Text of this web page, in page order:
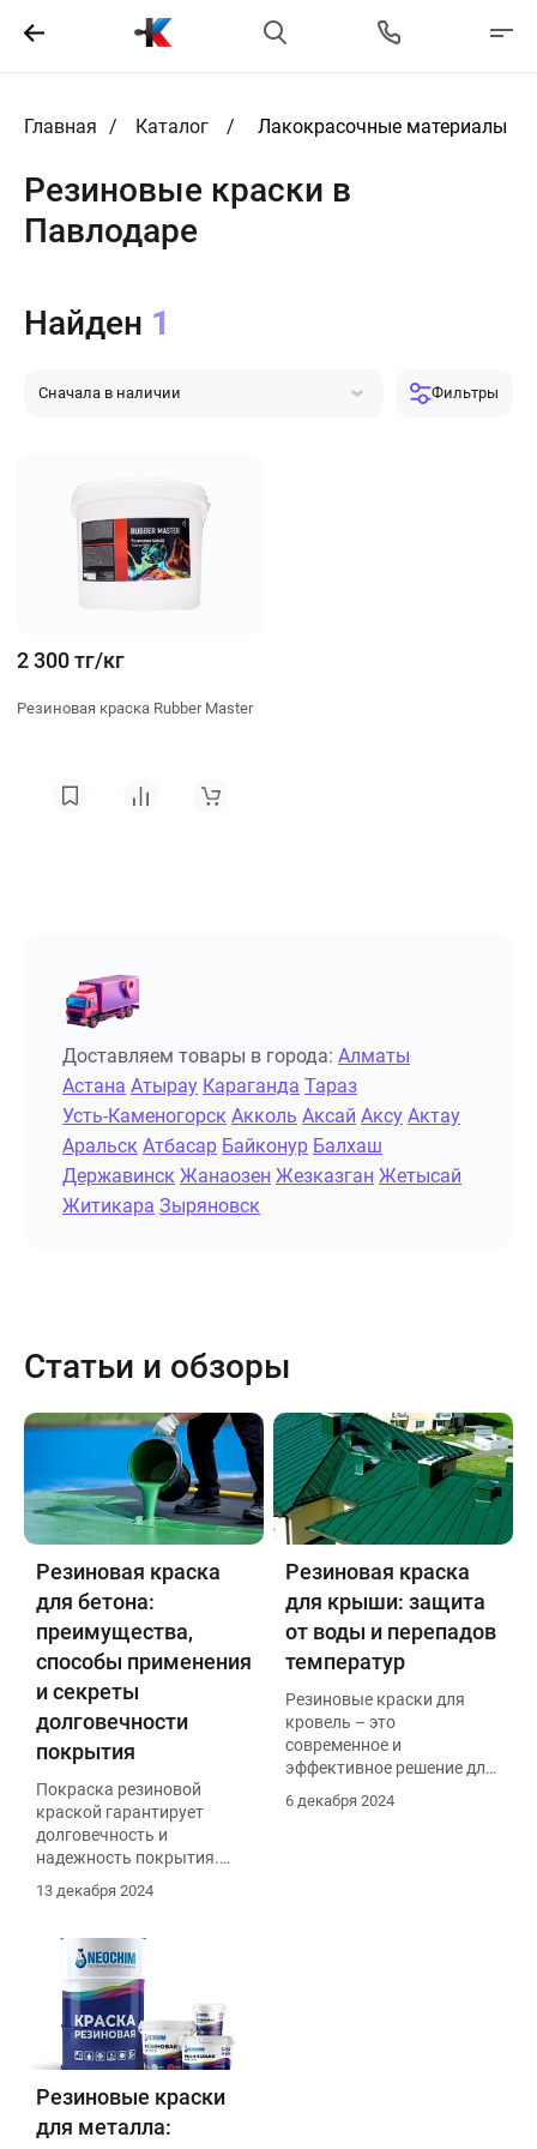
Главная Каталог Лакокрасочные материалы
Резиновые краски в
Павлодаре
Сначала в наличии
Фильтры
Найден 1
2 300 тг/кг
Резиновая краска Rubber Master
Доставляем товары в города: Алматы
Астана Атырау Караганда Тараз
Усть-Каменогорск Акколь Аксай Аксу Актау
Аральск Атбасар Байконур Балхаш
Державинск Жанаозен Жезказган Жетысай
Житикара Зыряновск
Статьи и обзоры
Резиновая краска
для бетона:
преимущества,
способы применения
и секреты
долговечности
покрытия
Покраска резиновой
краской гарантирует
долговечность и
надежность покрытия.
При соблюдении всех
рекомендаций и норм
краска способна
сохранять свои
эксплуатационные
характеристики на
протяжении многих лет,
что делает ее не только
практичным, но и
экономически выгодным
выбором для защиты
13 декабря 2024
Резиновая краска
для крыши: защита
от воды и перепадов
температур
Резиновые краски для
кровель – это
современное и
эффективное решение для
защиты крыш от
различных внешних
6 декабря 2024
Резиновые краски
для металла: